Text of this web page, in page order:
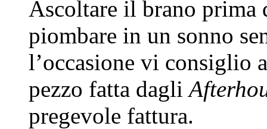
Ascoltare il brano prima
piombare in un sonno
l’occasione vi consiglio
pezzo fatta dagli
pregevole fattura.